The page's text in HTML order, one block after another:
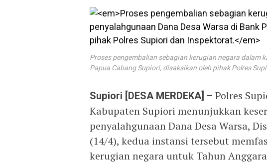
Proses pengembalian sebagian kerugian negara dalam
Papua Cabang Supiori, disaksikan oleh pihak Polres
Supiori [DESA MERDEKA] – Polres
Kabupaten Supiori menunjukkan
penyalahgunaan Dana Desa Warsa,
(14/4), kedua instansi tersebut
kerugian negara untuk Tahun